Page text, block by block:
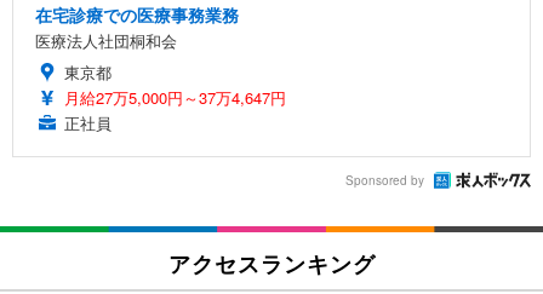
在宅診療での医療事務業務
医療法人社団桐和会
東京都
月給27万5,000円～37万4,647円
正社員
Sponsored by
アクセスランキング